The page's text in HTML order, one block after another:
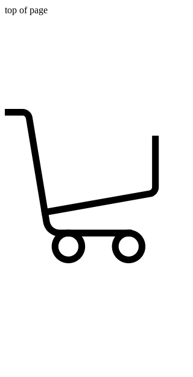
top of page